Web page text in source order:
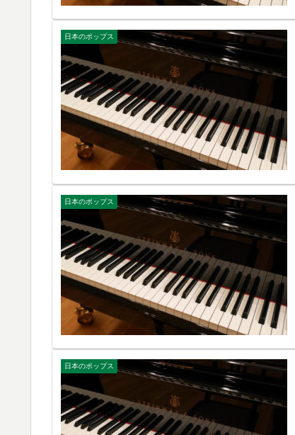
日本のポップス
日本のポップス
日本のポップス